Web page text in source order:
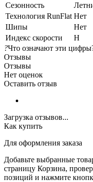
Сезонность
Технология RunFlat Нет
Шипы
Нет
Индекс скорости
H
?Что означают эти
Отзывы
Отзывы
Нет оценок
Оставить отзыв
Загрузка отзывов...
Как купить
Для оформления заказа
Добавьте выбранные
страницу Корзина,
позиций и нажмите